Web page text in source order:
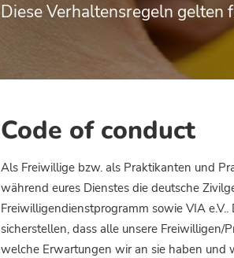
Diese Verhaltensregeln
Code of conduct
Als Freiwillige bzw. als Praktikanten und
während eures Dienstes die deutsche
Freiwilligendienstprogramm sowie VIA
sicherstellen, dass alle unsere
welche Erwartungen wir an sie haben und